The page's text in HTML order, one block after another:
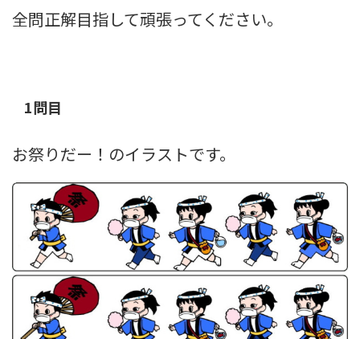
全問正解目指して頑張ってください。
1問目
お祭りだー！のイラストです。